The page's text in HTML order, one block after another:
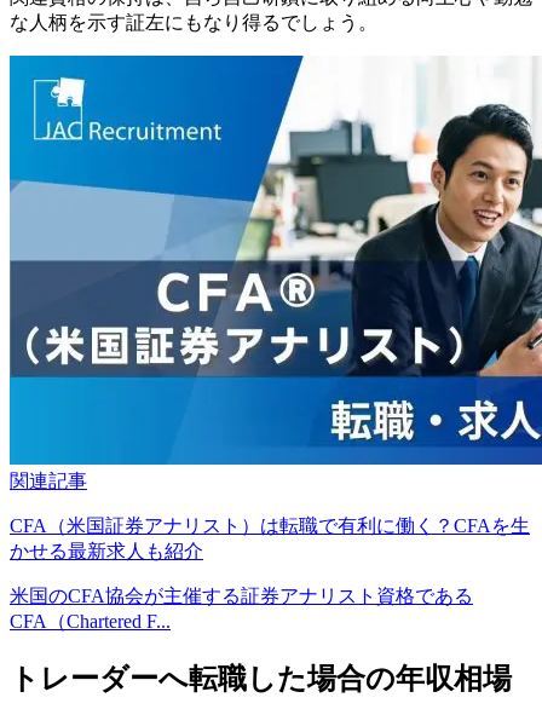
な人柄を示す証左にもなり得るでしょう。
関連記事
CFA（米国証券アナリスト）は転職で有利に働く？CFAを生
かせる最新求人も紹介
米国のCFA協会が主催する証券アナリスト資格である
CFA（Chartered F...
トレーダーへ転職した場合の年収相場